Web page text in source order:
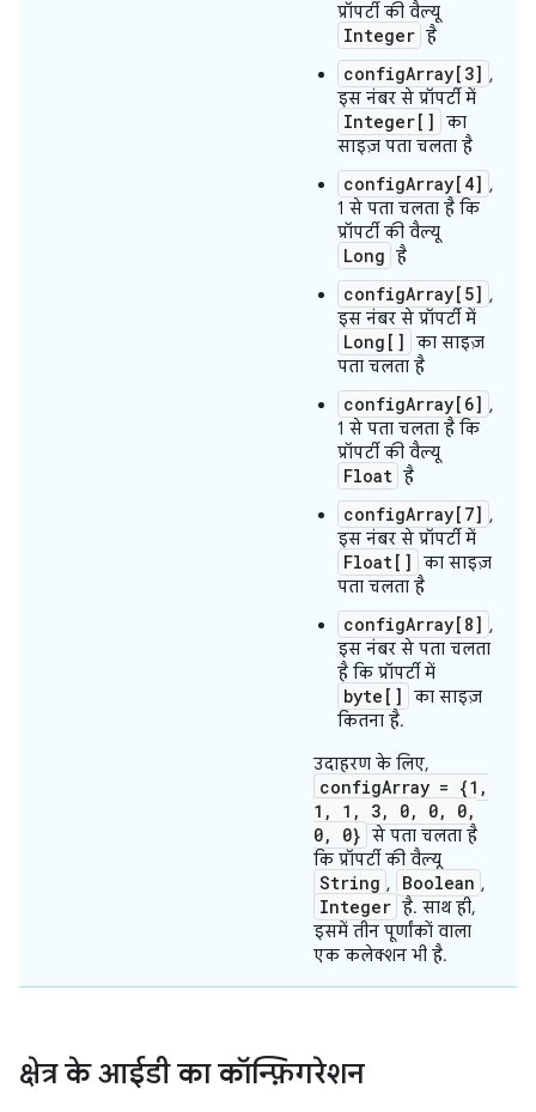
प्रॉपर्टी की वैल्यू
Integer है
configArray[3] ,
इस नंबर से प्रॉपर्टी में
Integer[]
का
साइज़ पता चलता है
configArray[4] ,
1 से पता चलता है कि
प्रॉपर्टी की वैल्यू
Long है
configArray[5] ,
इस नंबर से प्रॉपर्टी में
Long[]
का साइज़
पता चलता है
configArray[6] ,
1 से पता चलता है कि
प्रॉपर्टी की वैल्यू
Float है
configArray[7] ,
इस नंबर से प्रॉपर्टी में
Float[]
का साइज़
पता चलता है
configArray[8] ,
इस नंबर से पता चलता
है कि प्रॉपर्टी में
byte[]
का साइज़
कितना है.
उदाहरण के लिए,
configArray = {1,
1, 1, 3, 0, 0, 0,
0, 0} से पता चलता है
कि प्रॉपर्टी की वैल्यू
String , Boolean ,
Integer है. साथ ही,
इसमें तीन पूर्णांकों वाला
एक कलेक्शन भी है.
क्षेत्र के आईडी का कॉन्फ़िगरेशन